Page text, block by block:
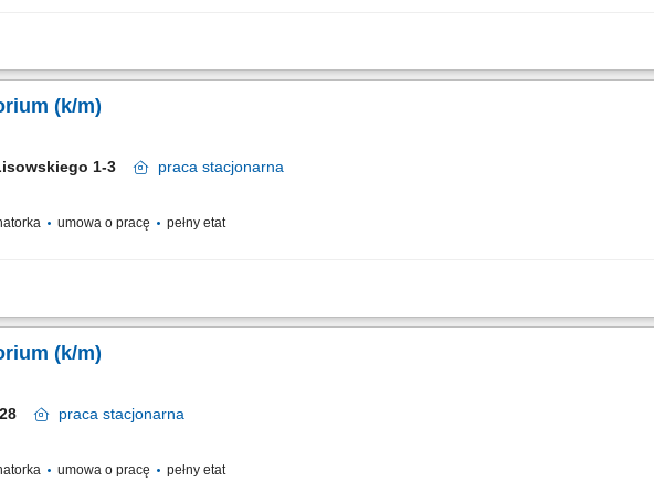
w bieżącym organizacji i koordynowaniu codziennych prac jednostki diagnostycznej. Nadzorowanie i
(k/m)
1-3 praca stacjonarna
umowa o pracę pełny etat
w bieżącym organizacji i koordynowaniu codziennych prac jednostki diagnostycznej. Nadzorowanie i
(k/m)
28 praca stacjonarna
umowa o pracę pełny etat